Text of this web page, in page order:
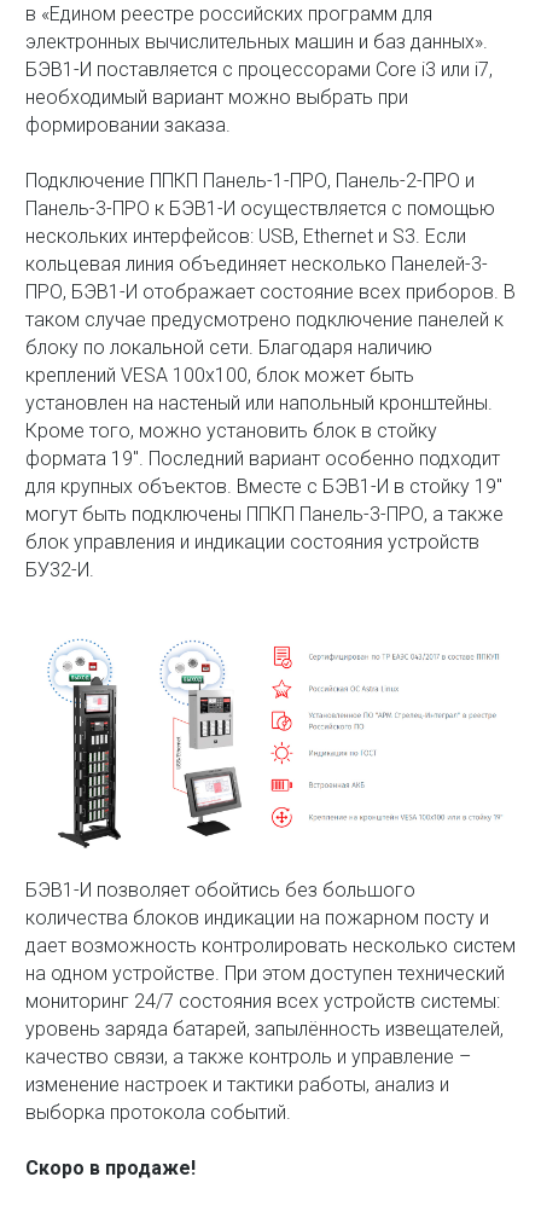
в «Едином реестре российских программ для
электронных вычислительных машин и баз данных».
БЭВ1-И поставляется с процессорами Core i3 или i7,
необходимый вариант можно выбрать при
формировании заказа.
Подключение ППКП Панель-1-ПРО, Панель-2-ПРО и
Панель-3-ПРО к БЭВ1-И осуществляется с помощью
нескольких интерфейсов: USB, Ethernet и S3. Если
кольцевая линия объединяет несколько Панелей-3-
ПРО, БЭВ1-И отображает состояние всех приборов. В
таком случае предусмотрено подключение панелей к
блоку по локальной сети. Благодаря наличию
креплений VESA 100x100, блок может быть
установлен на настеный или напольный кронштейны.
Кроме того, можно установить блок в стойку
формата 19". Последний вариант особенно подходит
для крупных объектов. Вместе с БЭВ1-И в стойку 19"
могут быть подключены ППКП Панель-3-ПРО, а также
блок управления и индикации состояния устройств
БУ32-И.
БЭВ1-И позволяет обойтись без большого
количества блоков индикации на пожарном посту и
дает возможность контролировать несколько систем
на одном устройстве. При этом доступен технический
мониторинг 24/7 состояния всех устройств системы:
уровень заряда батарей, запылённость извещателей,
качество связи, а также контроль и управление –
изменение настроек и тактики работы, анализ и
выборка протокола событий.
Скоро в продаже!